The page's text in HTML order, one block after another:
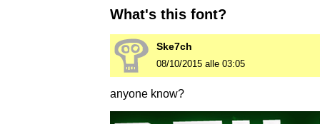
What's this font?
Ske7ch
08/10/2015 alle 03:05
anyone know?